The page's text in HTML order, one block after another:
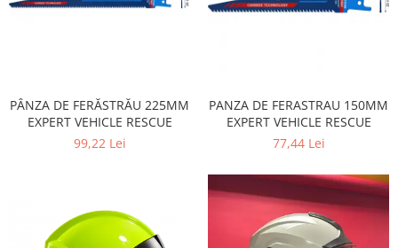
PÂNZA DE FERĂSTRĂU 225MM
EXPERT VEHICLE RESCUE
99,22 Lei
PANZA DE FERASTRAU 150MM
EXPERT VEHICLE RESCUE
77,44 Lei